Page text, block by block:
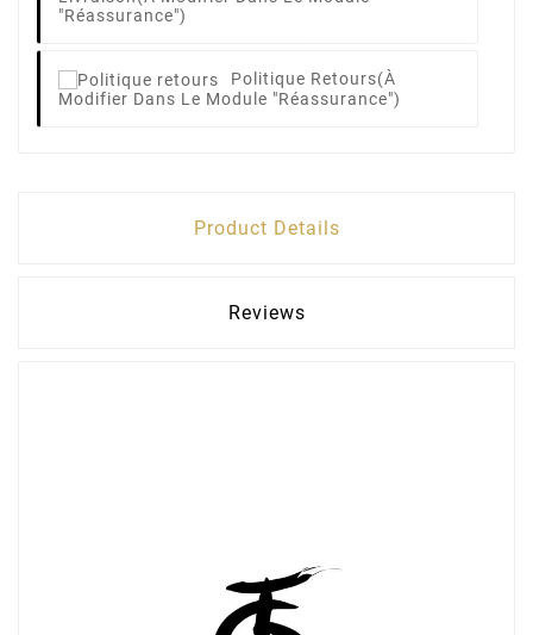
"Réassurance")
Politique Retours(à
Modifier Dans Le Module "Réassurance")
Product Details
Reviews